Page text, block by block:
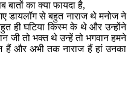
का क्या फायदा है,
डायलॉग से बहुत नाराज थे मनोज ने
ही घटिया किस्म के थे और उन्होंने
जी तो भक्त थे उन्हें तो भगवान हमने
हैं और अभी तक नाराज हैं हां उनका